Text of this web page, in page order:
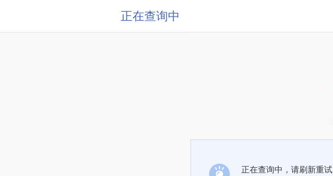
正在查询中
正在查询中，请刷新重试